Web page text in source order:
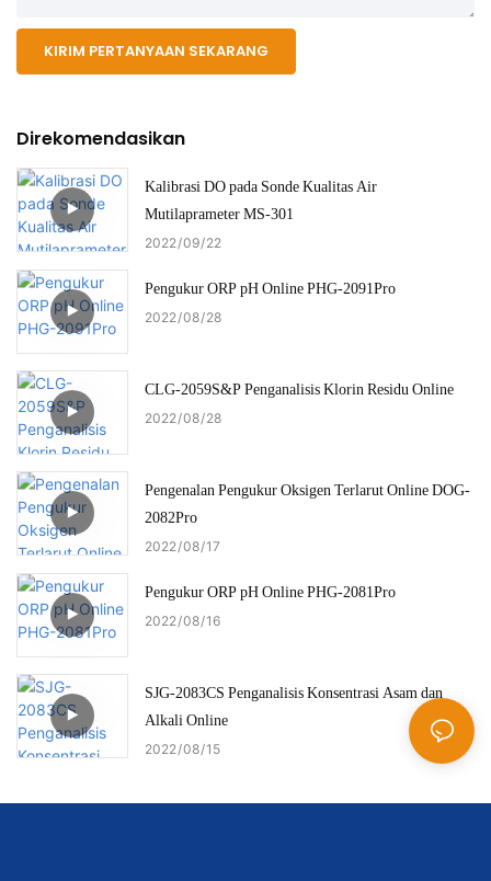
KIRIM PERTANYAAN SEKARANG
Direkomendasikan
Kalibrasi DO pada Sonde Kualitas Air
Mutilaprameter MS-301
2022 09 22
Pengukur ORP pH Online PHG-2091Pro
2022 08 28
CLG-2059S&P Penganalisis Klorin Residu Online
2022 08 28
Pengenalan Pengukur Oksigen Terlarut Online DOG-
2082Pro
2022 08 17
Pengukur ORP pH Online PHG-2081Pro
2022 08 16
SJG-2083CS Penganalisis Konsentrasi Asam dan
Alkali Online
2022 08 15